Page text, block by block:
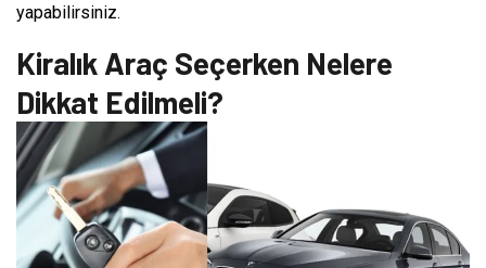
yapabilirsiniz.
Kiralık Araç Seçerken Nelere
Dikkat Edilmeli?